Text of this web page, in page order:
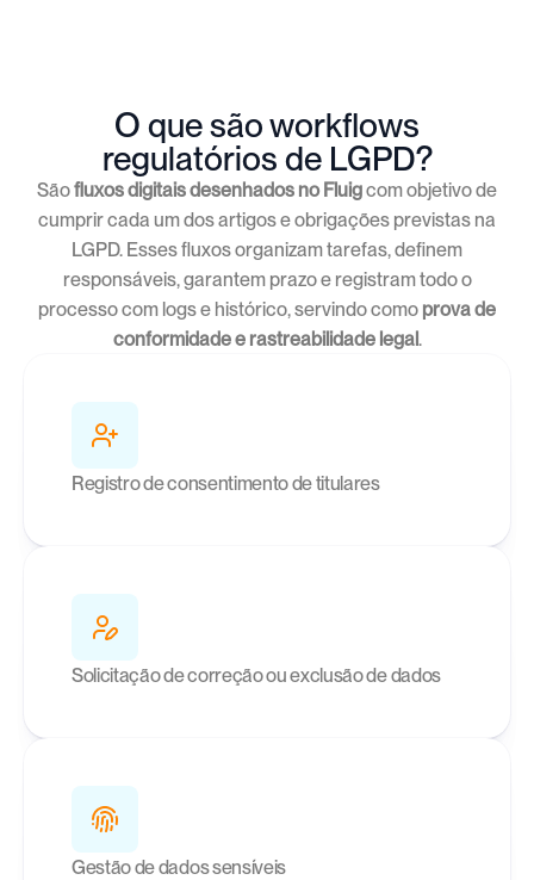
O que são workflows
regulatórios de LGPD?
Sãofluxos digitais desenhados no Fluigcom objetivo de
cumprir cada um dos artigos e obrigações previstas na
LGPD. Esses fluxos organizam tarefas, definem
responsáveis, garantem prazo e registram todo o
processo com logs e histórico, servindo como prova de
conformidade e rastreabilidade legal.
Registro de consentimento de titulares
Solicitação de correção ou exclusão de dados
Gestão de dados sensíveis